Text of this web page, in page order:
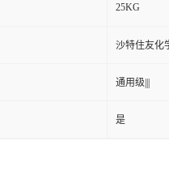
25KG
沙特住友化
通用级|||
是